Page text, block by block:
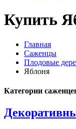
Купить
Главная
Саженцы
Плодовые
Яблоня
Категории